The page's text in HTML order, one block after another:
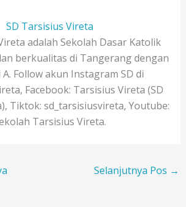
SD Tarsisius Vireta
adalah Sekolah Dasar Katolik
berkualitas di Tangerang dengan
Follow akun Instagram SD di
Facebook: Tarsisius Vireta (SD
Tiktok: sd_tarsisiusvireta, Youtube:
Tarsisius Vireta.
Selanjutnya Pos →